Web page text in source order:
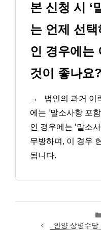
본 신청 시 ‘
는 언제 선
인 경우에는
것이 좋나요?
→
법인의 과거 이
에는 ‘말소사항 포
인 경우에는 ‘말소
무방하며, 이 경우
됩니다.
안양 상병수당